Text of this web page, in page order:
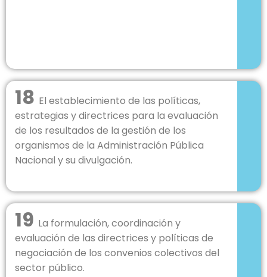
18 El establecimiento de las políticas,
estrategias y directrices para la evaluación
de los resultados de la gestión de los
organismos de la Administración Pública
Nacional y su divulgación.
19 La formulación, coordinación y
evaluación de las directrices y políticas de
negociación de los convenios colectivos del
sector público.